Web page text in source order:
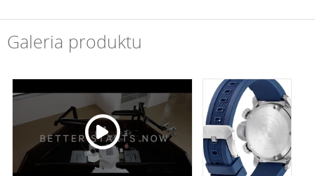
Galeria produktu